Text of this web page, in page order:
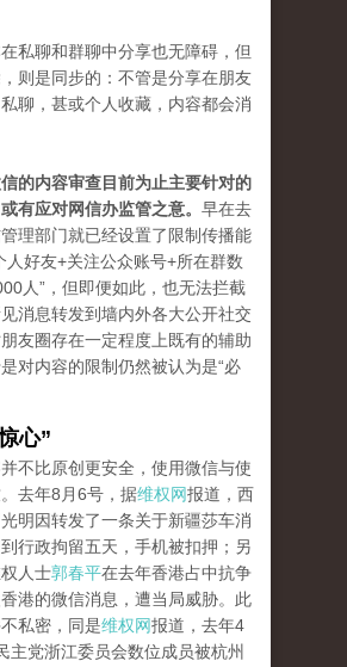
在私聊和群聊中分享也无障碍，但
则是同步的：不管是分享在朋友
聊，甚或个人收藏，内容都会消
的内容审查目前为止主要针对的
有应对网信办监管之意。 早在去
理部门就已经设置了限制传播能
人好友+关注公众账号+所在群数
人”，但即便如此，也无法拦截
消息转发到墙内外各大公开社交
友圈存在一定程度上既有的辅助
对内容的限制仍然被认为是“必
心”
不比原创更安全，使用微信与使
去年8月6号，据维权网报道，西
明因转发了一条关于新疆莎车消
行政拘留五天，手机被扣押；另
人士郭春平在去年香港占中抗争
港的微信消息，遭当局威胁。此
私密，同是维权网报道，去年4
主党浙江委员会数位成员被杭州